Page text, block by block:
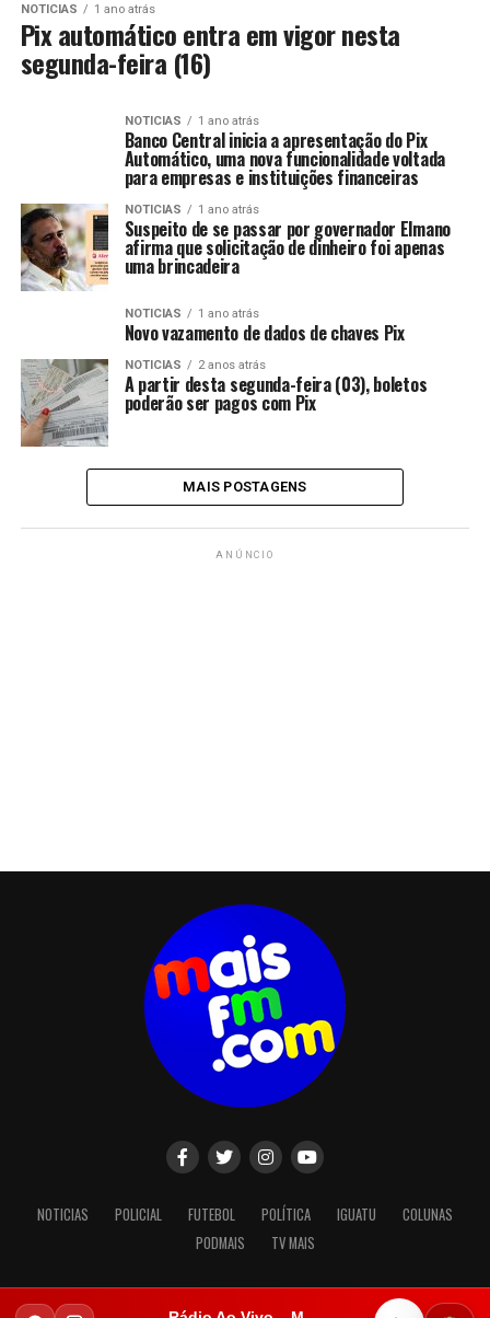
NOTICIAS 1 ano atrás
Pix automático entra em vigor nesta
segunda-feira (16)
NOTICIAS 1 ano atrás
Banco Central inicia a apresentação do Pix
Automático, uma nova funcionalidade voltada
para empresas e instituições financeiras
NOTICIAS 1 ano atrás
Suspeito de se passar por governador Elmano
afirma que solicitação de dinheiro foi apenas
uma brincadeira
NOTICIAS 1 ano atrás
Novo vazamento de dados de chaves Pix
NOTICIAS 2 anos atrás
A partir desta segunda-feira (03), boletos
poderão ser pagos com Pix
MAIS POSTAGENS
ANÚNCIO
NOTICIAS POLICIAL FUTEBOL POLÍTICA IGUATU
COLUNAS
PODMAIS
TV MAIS